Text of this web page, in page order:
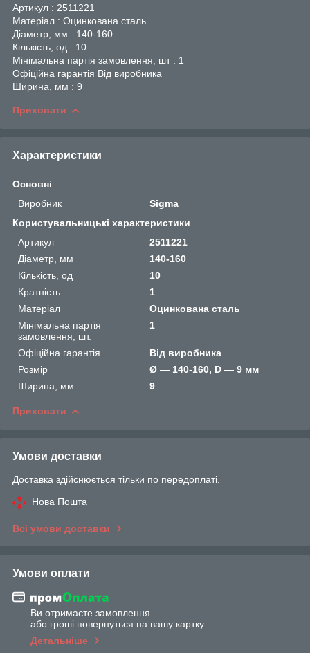
Артикул : 2511221
Матеріал : Оцинкована сталь
Діаметр, мм : 140-160
Кількість, од : 10
Мінімальна партія замовлення, шт : 1
Офіційна гарантія Від виробника
Ширина, мм : 9
Приховати
Характеристики
Основні
Виробник
Sigma
Користувальницькі характеристики
Артикул
2511221
Діаметр, мм
140-160
Кількість, од
10
Кратність
1
Матеріал
Оцинкована сталь
Мінімальна партія
замовлення, шт.
1
Офіційна гарантія
Від виробника
Розмір
Ø — 140-160, D — 9 мм
Ширина, мм
9
Приховати
Умови доставки
Доставка здійснюється тільки по передоплаті.
Нова Пошта
Всі умови доставки
Умови оплати
Ви отримаєте замовлення
або гроші повернуться на вашу картку
Детальніше